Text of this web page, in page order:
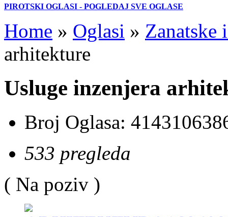
PIROTSKI OGLASI - POGLEDAJ SVE OGLASE
Home » Oglasi » Zanatske
arhitekture
Usluge inzenjera
Broj Oglasa:
533 pregleda
( Na poziv )